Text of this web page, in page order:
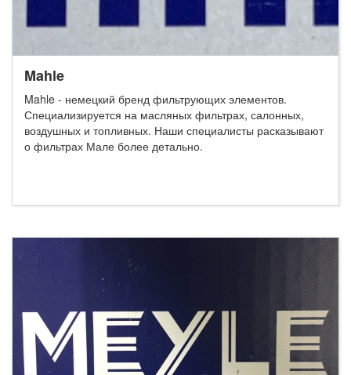
Mahle
Mahle - немецкий бренд фильтрующих элементов.
Специализируется на масляных фильтрах, салонных,
воздушных и топливных. Наши специалисты расказывают
о фильтрах Мале более детально.